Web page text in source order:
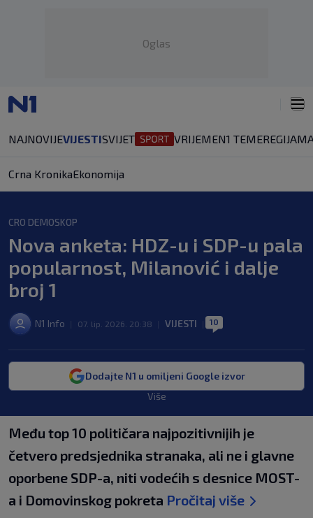
Oglas
NAJNOVIJEVIJESTISVIJET VRIJEMEN1 TEMEREGIJA
Crna KronikaEkonomija
CRO DEMOSKOP
Nova anketa: HDZ-u i SDP-u pala
popularnost, Milanović i dalje
broj 1
N1 Info 07. lip. 2026. 20:38 VIJESTI 10
Dodajte N1 u omiljeni Google izvor
Više
Među top 10 političara najpozitivnijih je
četvero predsjednika stranaka, ali ne i glavne
oporbene SDP-a, niti vodećih s desnice MOST-
a i Domovinskog pokreta Pročitaj više